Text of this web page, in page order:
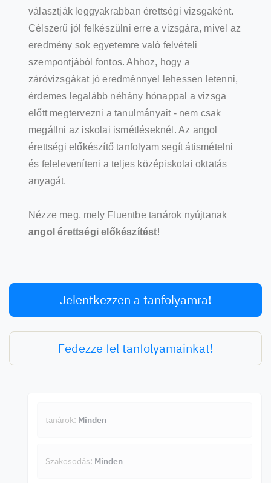
választják leggyakrabban érettségi vizsgaként.
Célszerű jól felkészülni erre a vizsgára, mivel az
eredmény sok egyetemre való felvételi
szempontjából fontos. Ahhoz, hogy a
záróvizsgákat jó eredménnyel lehessen letenni,
érdemes legalább néhány hónappal a vizsga
előtt megtervezni a tanulmányait - nem csak
megállni az iskolai ismétléseknél. Az angol
érettségi előkészítő tanfolyam segít átismételni
és feleleveníteni a teljes középiskolai oktatás
anyagát.
Nézze meg, mely Fluentbe tanárok nyújtanak
angol érettségi előkészítést!
Jelentkezzen a tanfolyamra!
Fedezze fel tanfolyamainkat!
tanárok: Minden
Szakosodás: Minden